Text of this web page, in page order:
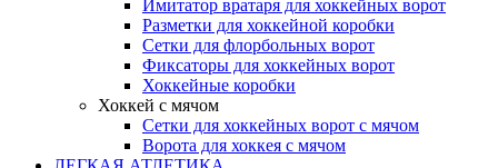
Имитатор вратаря для хоккейных ворот
Разметки для хоккейной коробки
Сетки для флорбольных ворот
Фиксаторы для хоккейных ворот
Хоккейные коробки
Хоккей с мячом
Сетки для хоккейных ворот с мячом
Ворота для хоккея с мячом